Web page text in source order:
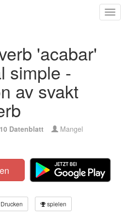
'acabar'
simple -
av svakt
10 Datenblatt Mangel
spielen